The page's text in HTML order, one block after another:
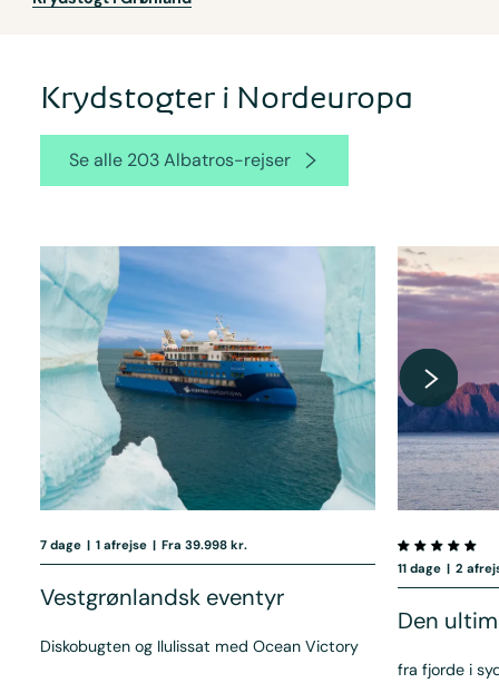
Krydstogter i Nordeuropa
Se alle 203 Albatros-rejser
7 dage | 1 afrejse | Fra 39.998 kr.
Vestgrønlandsk eventyr
Diskobugten og Ilulissat med Ocean Victory
11 dage | 2
Den
fra fjorde i